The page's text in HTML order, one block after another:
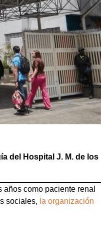
del Hospital J. M. de los
como paciente renal
sociales, la organización